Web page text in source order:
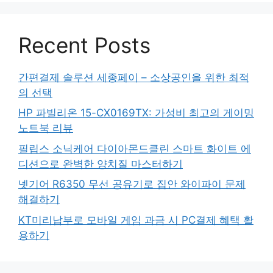
Recent Posts
간편결제 솔루션 세종페이 – 소상공인을 위한 최적
의 선택
HP 파빌리온 15-CX0169TX: 가성비 최고의 게이밍
노트북 리뷰
필립스 소닉케어 다이아몬드클린 스마트 화이트 에
디션으로 완벽한 양치질 마스터하기
넷기어 R6350 무선 공유기로 집안 와이파이 문제
해결하기
KT미리납부로 모바일 게임 과금 시 PC결제 혜택 활
용하기